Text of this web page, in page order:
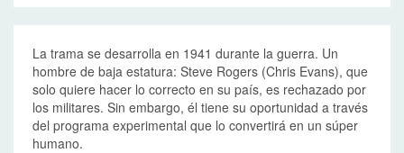
La trama se desarrolla en 1941 durante la guerra. Un
hombre de baja estatura: Steve Rogers (Chris Evans), que
solo quiere hacer lo correcto en su país, es rechazado por
los militares. Sin embargo, él tiene su oportunidad a través
del programa experimental que lo convertirá en un súper
humano.